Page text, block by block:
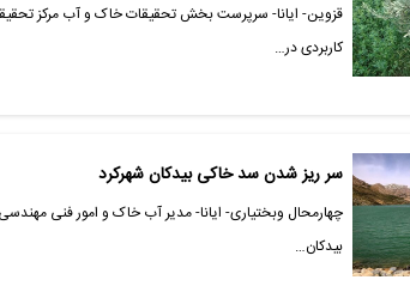
قزوین- ایانا- سرپرست بخش تحقیقات خاک و آب مرکز
کاربردی در…
سر ریز شدن سد خاکی بیدکان شهرکرد
چهارمحال وبختیاری- ایانا- مدیر آب خاک و امور فنی
بیدکان…